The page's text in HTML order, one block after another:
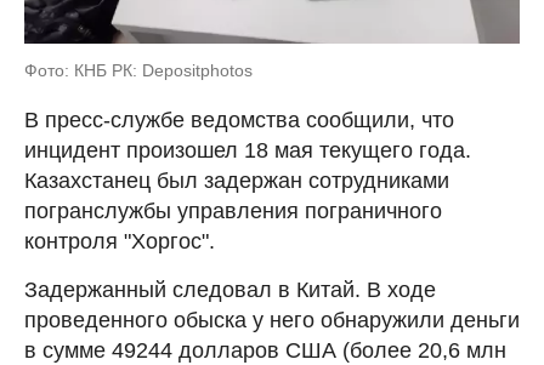
Фото: КНБ РК: Depositphotos
В пресс-службе ведомства сообщили, что
инцидент произошел 18 мая текущего года.
Казахстанец был задержан сотрудниками
погранслужбы управления пограничного
контроля "Хоргос".
Задержанный следовал в Китай. В ходе
проведенного обыска у него обнаружили деньги
в сумме 49244 долларов США (более 20,6 млн